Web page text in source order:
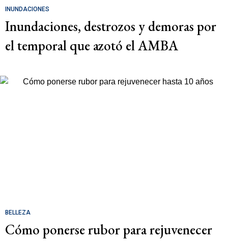
INUNDACIONES
Inundaciones, destrozos y demoras por
el temporal que azotó el AMBA
BELLEZA
Cómo ponerse rubor para rejuvenecer